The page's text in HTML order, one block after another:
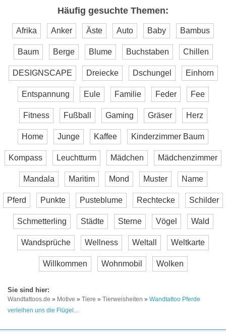
Häufig gesuchte Themen:
Afrika Anker Äste Auto Baby Bambus
Baum Berge Blume Buchstaben Chillen
DESIGNSCAPE Dreiecke Dschungel Einhorn
Entspannung Eule Familie Feder Fee
Fitness Fußball Gaming Gräser Herz
Home Junge Kaffee Kinderzimmer Baum
Kompass Leuchtturm Mädchen Mädchenzimmer
Mandala Maritim Mond Muster Name
Pferd Punkte Pusteblume Rechtecke Schilder
Schmetterling Städte Sterne Vögel Wald
Wandsprüche Wellness Weltall Weltkarte
Willkommen Wohnmobil Wolken
Wandtattoos.de » Motive » Tiere » Tierweisheiten » Wandtattoo Pferde
verleihen uns die Flügel...